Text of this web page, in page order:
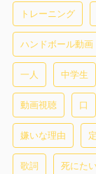
トレーニング
ハンドボール動画
一人 中学生
動画視聴 口
嫌いな理由
歌詞 死にた